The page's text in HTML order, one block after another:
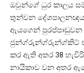
ඔවුන්ගේ ධුර කාලය
තුන්වන
ඇයගෙන් පුරප්පාඩුවන
ජුන්ග්රුන්ග්රුන්ග්කිට්
කර ඇති අතර 38
නායිකාව වන අතර